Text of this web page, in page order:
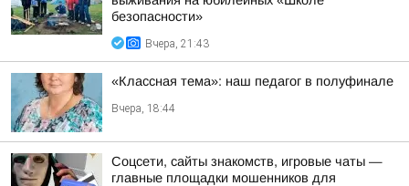
безопасности»
Вчера, 21:43
«Классная тема»: наш педагог в полуфинале
Вчера, 18:44
Соцсети, сайты знакомств, игровые чаты —
главные площадки мошенников для